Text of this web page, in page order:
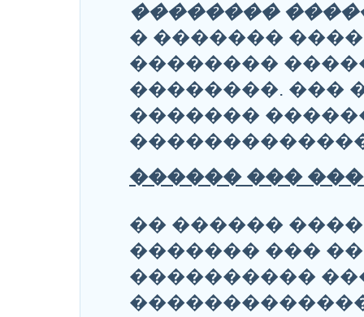
��������
� �������
��������
��������. ���
�������
������ ���
�� ������
������� ���
����������